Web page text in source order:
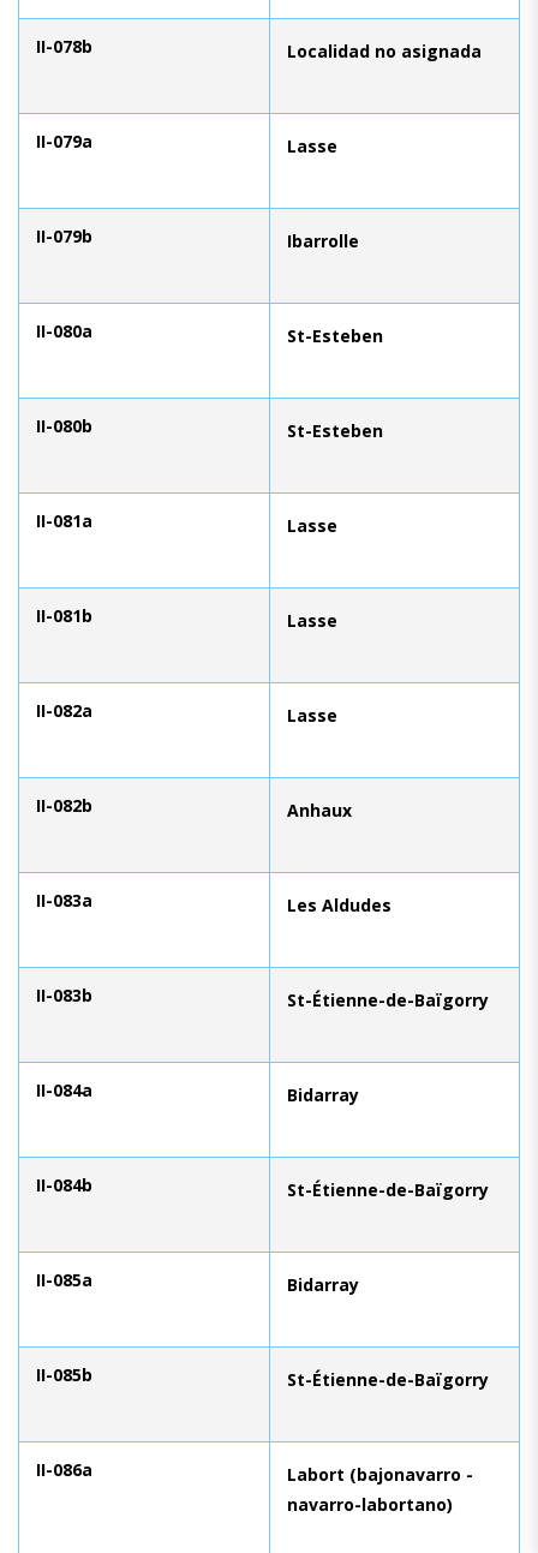
II-078b Localidad no asignada
II-079a Lasse
II-079b Ibarrolle
II-080a St-Esteben
II-080b St-Esteben
II-081a Lasse
II-081b Lasse
II-082a Lasse
II-082b Anhaux
II-083a Les Aldudes
II-083b St-Étienne-de-Baïgorry
II-084a Bidarray
II-084b St-Étienne-de-Baïgorry
II-085a Bidarray
II-085b St-Étienne-de-Baïgorry
II-086a
Labort (bajonavarro -
navarro-labortano)